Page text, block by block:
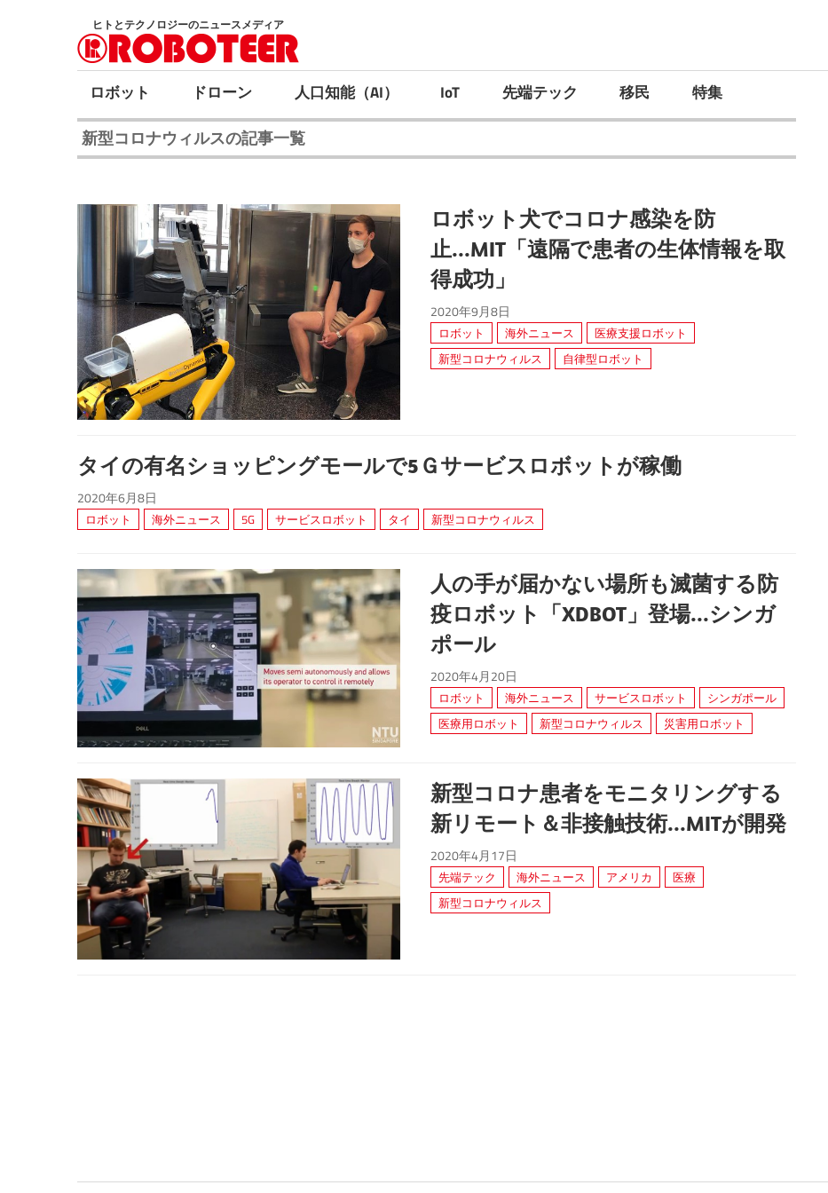
ン
テ
ツ
へ
ス
ヒトとテクノロジーのニュースメディア
ロボット ドローン 人口知能（AI） IoT 先端テック 移民 特集
新型コロナウィルスの記事一覧
ロボット犬でコロナ感染を防
止...MIT「遠隔で患者の生体情報を取
得成功」
2020年9月8日
ロボット 海外ニュース
医療支援ロボット
新型コロナウィルス
自律型ロボット
タイの有名ショッピングモールで5Ｇサービスロボットが稼働
2020年6月8日
ロボット 海外ニュース 5G サービスロボット タイ 新型コロナウィルス
人の手が届かない場所も滅菌する防
疫ロボット「XDBOT」登場...シンガ
ポール
2020年4月20日
ロボット 海外ニュース サービスロボット
シンガポール
医療用ロボット
新型コロナウィルス 災害用ロボット
新型コロナ患者をモニタリングする
新リモート＆非接触技術...MITが開発
2020年4月17日
先端テック 海外ニュース アメリカ
医療
新型コロナウィルス